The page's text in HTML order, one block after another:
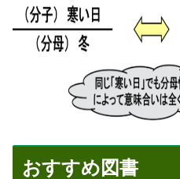
おすすめ図書